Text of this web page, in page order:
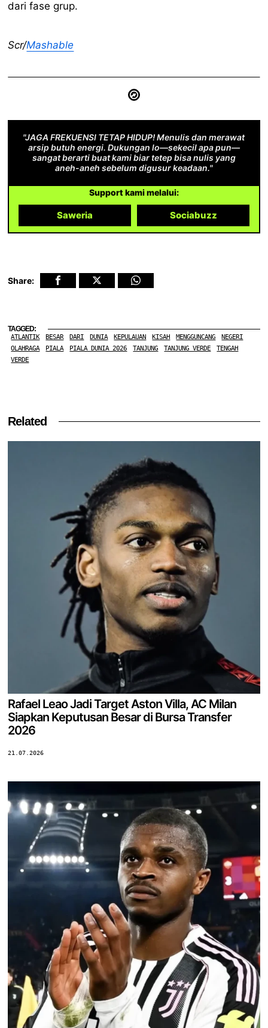
dari fase grup.
Scr/Mashable
"JAGA FREKUENSI TETAP HIDUP! Menulis dan merawat
arsip butuh energi. Dukungan lo—sekecil apa pun—
sangat berarti buat kami biar tetep bisa nulis yang
aneh-aneh sebelum digusur keadaan."
Support kami melalui:
Saweria Sociabuzz
Share:
TAGGED:
ATLANTIK BESAR DARI DUNIA KEPULAUAN KISAH MENGGUNCANG
NEGERI
OLAHRAGA
PIALA PIALA DUNIA 2026 TANJUNG TANJUNG VERDE
TENGAH
VERDE
Related
Rafael Leao Jadi Target Aston Villa, AC Milan
Siapkan Keputusan Besar di Bursa Transfer
2026
21.07.2026